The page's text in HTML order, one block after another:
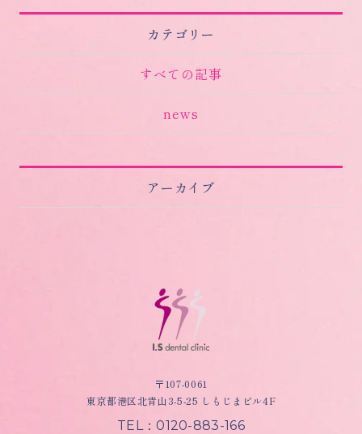
カテゴリー
すべての記事
news
アーカイブ
〒107-0061
東京都港区北青山3-5-25 しもじまビル4F
TEL：0120-883-166